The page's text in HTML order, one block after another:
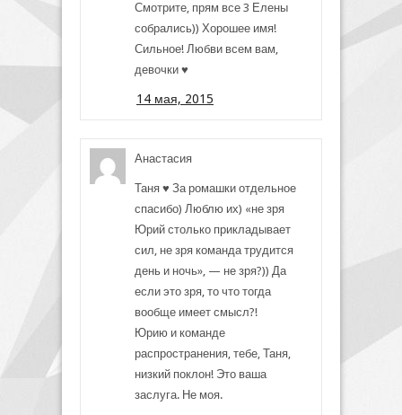
Смотрите, прям все 3 Елены
собрались)) Хорошее имя!
Сильное! Любви всем вам,
девочки ♥
14 мая, 2015
Анастасия
Таня ♥ За ромашки отдельное
спасибо) Люблю их) «не зря
Юрий столько прикладывает
сил, не зря команда трудится
день и ночь», — не зря?)) Да
если это зря, то что тогда
вообще имеет смысл?!
Юрию и команде
распространения, тебе, Таня,
низкий поклон! Это ваша
заслуга. Не моя.